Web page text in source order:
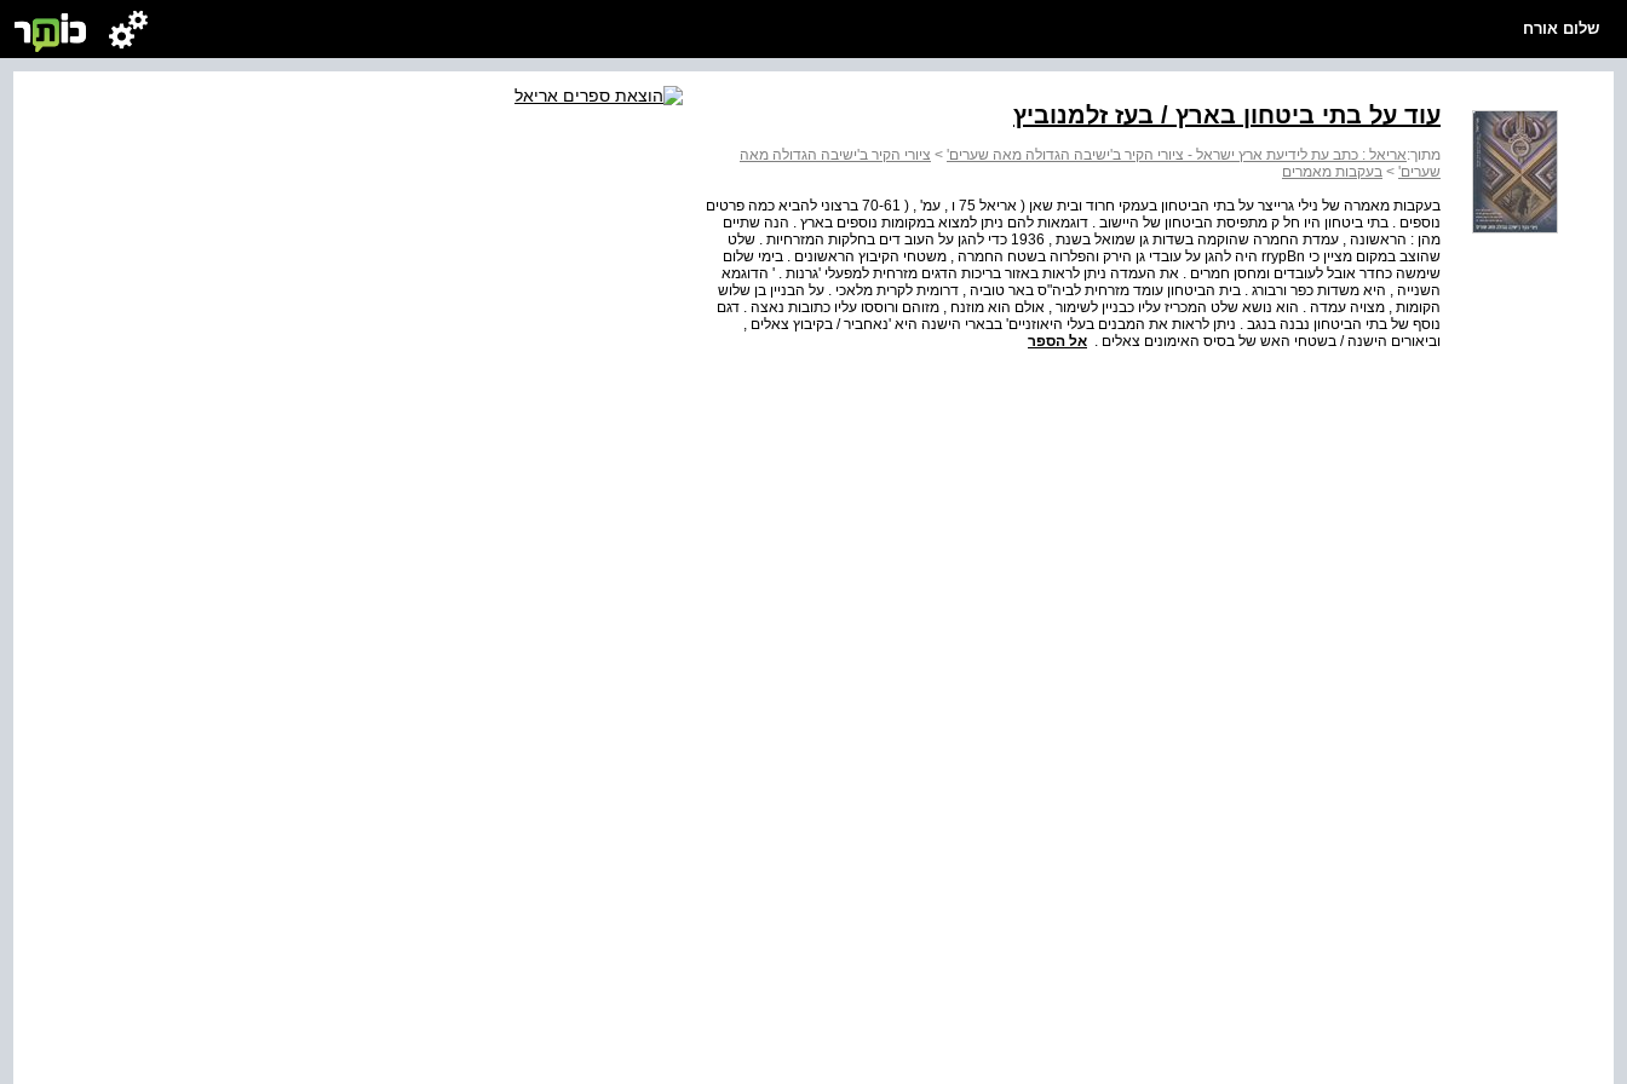
שלום אורח
עוד על בתי ביטחון בארץ / בעז זלמנוביץ
מתוך:אריאל : כתב עת לידיעת ארץ ישראל - ציורי הקיר ב'ישיבה הגדולה מאה שערים' > ציורי הקיר ב'ישיבה הגדולה מאה
שערים' > בעקבות מאמרים
בעקבות מאמרה של נילי גרייצר על בתי הביטחון בעמקי חרוד ובית שאן ( אריאל 75 ו , עמ' , ( 70-61 ברצוני להביא כמה פרטים
נוספים . בתי ביטחון היו חל ק מתפיסת הביטחון של היישוב . דוגמאות להם ניתן למצוא במקומות נוספים בארץ . הנה שתיים
מהן : הראשונה , עמדת החמרה שהוקמה בשדות גן שמואל בשנת , 1936 כדי להגן על העוב דים בחלקות המזרחיות . שלט
שהוצב במקום מציין כי rrypBn היה להגן על עובדי גן הירק והפלרוה בשטח החמרה , משטחי הקיבוץ הראשונים . בימי שלום
שימשה כחדר אובל לעובדים ומחסן חמרים . את העמדה ניתן לראות באזור בריכות הדגים מזרחית למפעלי 'גרנות . ' הדוגמא
השנייה , היא משדות כפר ורבורג . בית הביטחון עומד מזרחית לביה"ס באר טוביה , דרומית לקרית מלאכי . על הבניין בן שלוש
הקומות , מצויה עמדה . הוא נושא שלט המכריז עליו כבניין לשימור , אולם הוא מוזנח , מזוהם ורוססו עליו כתובות נאצה . דגם
נוסף של בתי הביטחון נבנה בנגב . ניתן לראות את המבנים בעלי היאוזניים' בבארי הישנה היא 'נאחביר / בקיבוץ צאלים ,
וביאורים הישנה / בשטחי האש של בסיס האימונים צאלים . אל הספר